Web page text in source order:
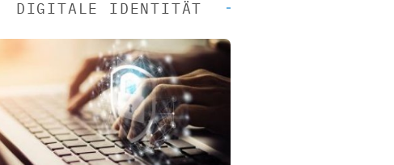
DIGITALE IDENTITÄT